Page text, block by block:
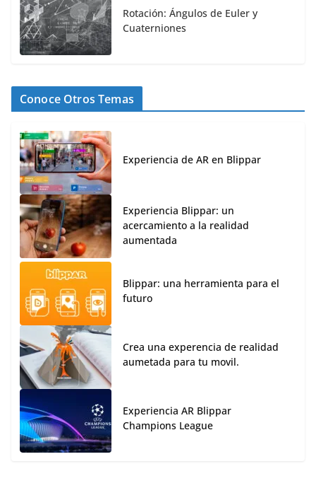
Rotación: Ángulos de Euler y
Cuaterniones
Conoce Otros Temas
Experiencia de AR en Blippar
Experiencia Blippar: un
acercamiento a la realidad
aumentada
Blippar: una herramienta para el
futuro
Crea una experencia de realidad
aumetada para tu movil.
Experiencia AR Blippar
Champions League